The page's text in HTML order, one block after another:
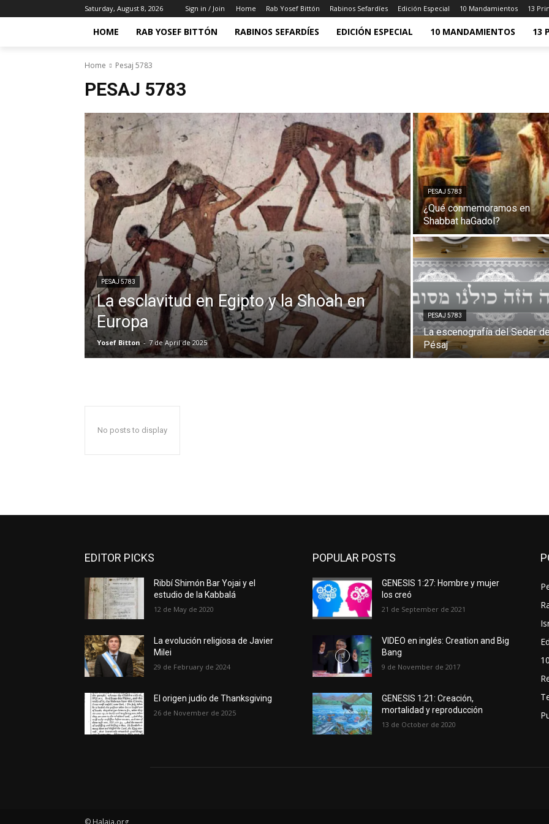
Saturday, August 8, 2026 Sign in / Join Home Rab Yosef Bittón Rabinos Sefardíes Edición Especial 10 Mandamientos 13
HOME RAB YOSEF BITTÓN RABINOS SEFARDÍES EDICIÓN ESPECIAL 10 MANDAMIENTOS 13
Home Pesaj 5783
PESAJ 5783
PESAJ 5783
La esclavitud en Egipto y la Shoah en
Europa
Yosef Bitton - 7 de April de 2025
PESAJ 5783
¿Qué conmemoramos en
Shabbat haGadol?
PESAJ 5783
La escenografía del Seder
Pésaj
No posts to display
EDITOR PICKS
Ribbí Shimón Bar Yojai y el
estudio de la Kabbalá
12 de May de 2020
La evolución religiosa de Javier
Milei
29 de February de 2024
El origen judío de Thanksgiving
26 de November de 2025
POPULAR POSTS
GENESIS 1:27: Hombre y mujer
los creó
21 de September de 2021
VIDEO en inglés: Creation and Big
Bang
9 de November de 2017
GENESIS 1:21: Creación,
mortalidad y reproducción
13 de October de 2020
© Halaja.org